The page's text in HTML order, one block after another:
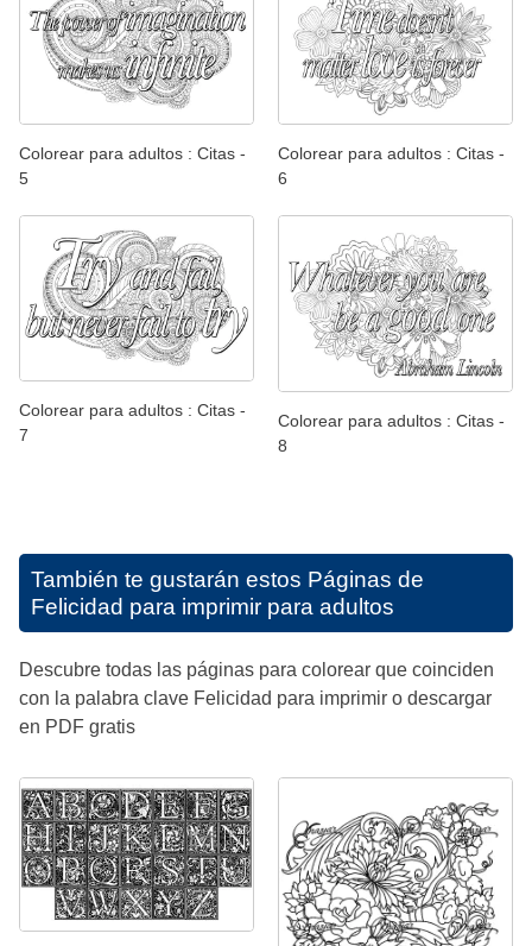
Colorear para adultos : Citas -
5
Colorear para adultos : Citas -
6
Colorear para adultos : Citas -
7
Colorear para adultos : Citas -
8
También te gustarán estos Páginas de
Felicidad para imprimir para adultos
Descubre todas las páginas para colorear que coinciden
con la palabra clave Felicidad para imprimir o descargar
en PDF gratis